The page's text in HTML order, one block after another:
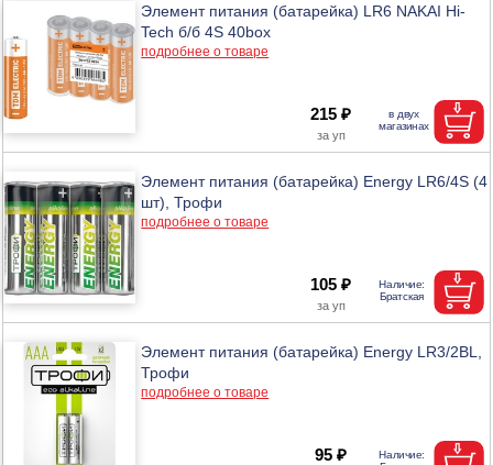
Элемент питания (батарейка) LR6 NAKAI Hi-
Tech б/б 4S 40box
подробнее о товаре
215 ₽
Элемент питания (батарейка) Energy LR6/4S (4
шт), Трофи
подробнее о товаре
105 ₽
Элемент питания (батарейка) Energy LR3/2BL,
Трофи
подробнее о товаре
95 ₽